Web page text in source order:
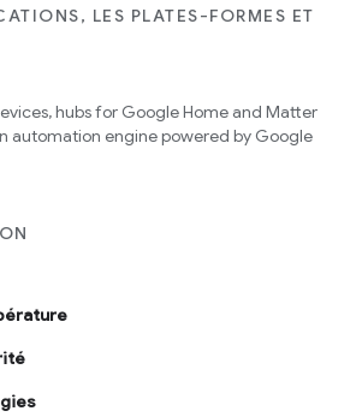
LES PLATES-FORMES ET
hubs for Google Home and Matter
automation engine powered by Google